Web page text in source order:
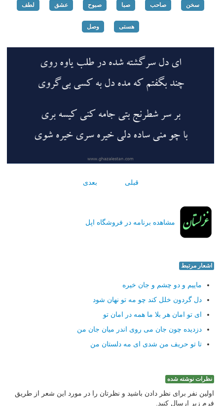
سخن صاحب صبا صبوح عشق لطف
هستی وصل
قبلی بعدی
مشاهده برنامه در فروشگاه اپل
اشعار مرتبط
ماییم و دو چشم و جان خیره
دل گردون خلل كند چو مه تو نهان شود
ای تو امان هر بلا ما همه در امان تو
دزدیده چون جان می روی اندر میان جان من
تا تو حریف من شدی ای مه دلستان من
نظرات نوشته شده
اولین نفر برای نظر دادن باشید و نظرتان را در مورد این شعر از طریق
فرم زیر ارسال کنید.